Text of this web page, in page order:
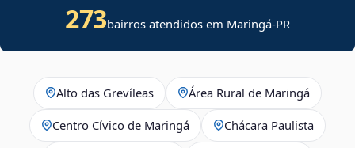
273bairros atendidos em Maringá-PR
Alto das Grevíleas Área Rural de Maringá
Centro Cívico de Maringá Chácara Paulista